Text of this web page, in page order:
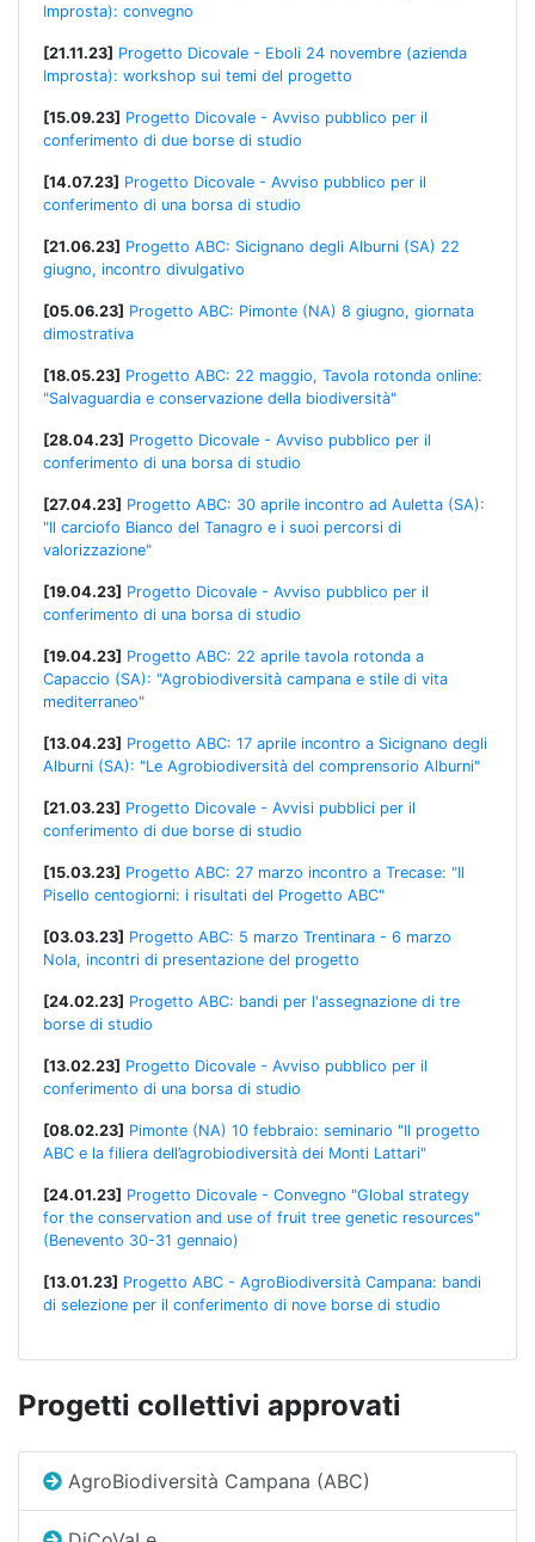
Improsta): convegno
[21.11.23] Progetto Dicovale - Eboli 24 novembre (azienda
Improsta): workshop sui temi del progetto
[15.09.23] Progetto Dicovale - Avviso pubblico per il
conferimento di due borse di studio
[14.07.23] Progetto Dicovale - Avviso pubblico per il
conferimento di una borsa di studio
[21.06.23] Progetto ABC: Sicignano degli Alburni (SA) 22
giugno, incontro divulgativo
[05.06.23] Progetto ABC: Pimonte (NA) 8 giugno, giornata
dimostrativa
[18.05.23] Progetto ABC: 22 maggio, Tavola rotonda online:
"Salvaguardia e conservazione della biodiversità"
[28.04.23] Progetto Dicovale - Avviso pubblico per il
conferimento di una borsa di studio
[27.04.23] Progetto ABC: 30 aprile incontro ad Auletta (SA):
"Il carciofo Bianco del Tanagro e i suoi percorsi di
valorizzazione"
[19.04.23] Progetto Dicovale - Avviso pubblico per il
conferimento di una borsa di studio
[19.04.23] Progetto ABC: 22 aprile tavola rotonda a
Capaccio (SA): "Agrobiodiversità campana e stile di vita
mediterraneo"
[13.04.23] Progetto ABC: 17 aprile incontro a Sicignano degli
Alburni (SA): "Le Agrobiodiversità del comprensorio Alburni"
[21.03.23] Progetto Dicovale - Avvisi pubblici per il
conferimento di due borse di studio
[15.03.23] Progetto ABC: 27 marzo incontro a Trecase: "Il
Pisello centogiorni: i risultati del Progetto ABC"
[03.03.23] Progetto ABC: 5 marzo Trentinara - 6 marzo
Nola, incontri di presentazione del progetto
[24.02.23] Progetto ABC: bandi per l'assegnazione di tre
borse di studio
[13.02.23] Progetto Dicovale - Avviso pubblico per il
conferimento di una borsa di studio
[08.02.23] Pimonte (NA) 10 febbraio: seminario "Il progetto
ABC e la filiera dell’agrobiodiversità dei Monti Lattari"
[24.01.23] Progetto Dicovale - Convegno "Global strategy
for the conservation and use of fruit tree genetic resources"
(Benevento 30-31 gennaio)
[13.01.23] Progetto ABC - AgroBiodiversità Campana: bandi
di selezione per il conferimento di nove borse di studio
Progetti collettivi approvati
AgroBiodiversità Campana (ABC)